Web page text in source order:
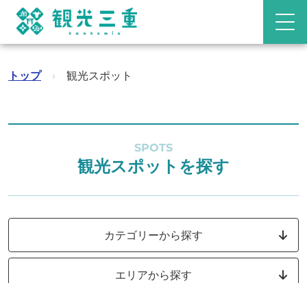
トップ › 観光スポット
SPOTS
観光スポットを探す
カテゴリーから探す
エリアから探す